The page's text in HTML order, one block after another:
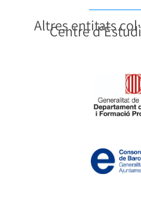
Altres entitats
Centre